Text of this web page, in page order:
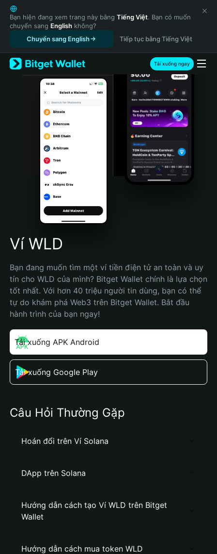
English
日本語
Tiếng Việt
Русский
Español (Latinoamérica)
Türkçe
Italiano
Português (Portugal)
Bahasa Indonesia
Português (Brasil)
Español (Argentina)
Bạn hiện đang xem trang này bằng Tiếng Việt. Bạn có muốn
chuyển sang English không?
Chuyển sang English
Tiếp tục bằng Tiếng Việt
Tải xuống ngay
Ví WLD
Bạn đang muốn tìm một ví tiền điện tử an toàn và uy
tín cho WLD của mình? Bitget Wallet chính là lựa chọn
tốt nhất. Với hơn 40 triệu người tin dùng, bạn có thể
tự do khám phá Web3 trên Bitget Wallet. Bắt đầu
hành trình của bạn ngay!
Tải xuống APK Android
Tải xuống Google Play
Câu Hỏi Thường Gặp
Hoán đổi trên Ví Solana
DApp trên Solana
Hướng dẫn cách tạo Ví WLD trên Bitget
Wallet
Hướng dẫn cách mua token WLD